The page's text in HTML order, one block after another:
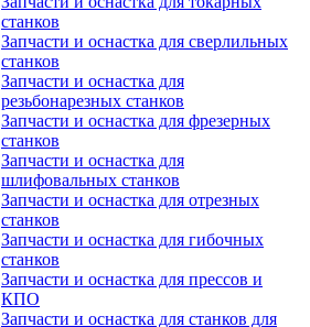
станков
Запчасти и оснастка для сверлильных
станков
Запчасти и оснастка для
резьбонарезных станков
Запчасти и оснастка для фрезерных
станков
Запчасти и оснастка для
шлифовальных станков
Запчасти и оснастка для отрезных
станков
Запчасти и оснастка для гибочных
станков
Запчасти и оснастка для прессов и
КПО
Запчасти и оснастка для станков для